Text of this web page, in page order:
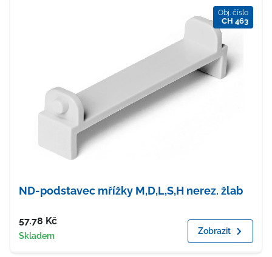
Obj. číslo
CH 463
ND-podstavec mřížky M,D,L,S,H nerez. žlab
Cena
57.78 Kč
Dostupnost
Skladem Zobrazit